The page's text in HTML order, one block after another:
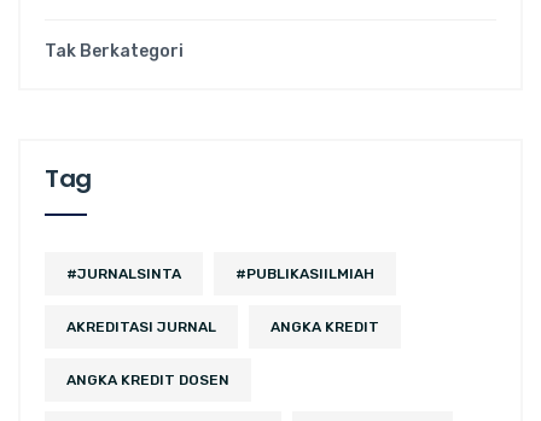
Tak Berkategori
Tag
#JURNALSINTA #PUBLIKASIILMIAH
AKREDITASI JURNAL ANGKA KREDIT
ANGKA KREDIT DOSEN